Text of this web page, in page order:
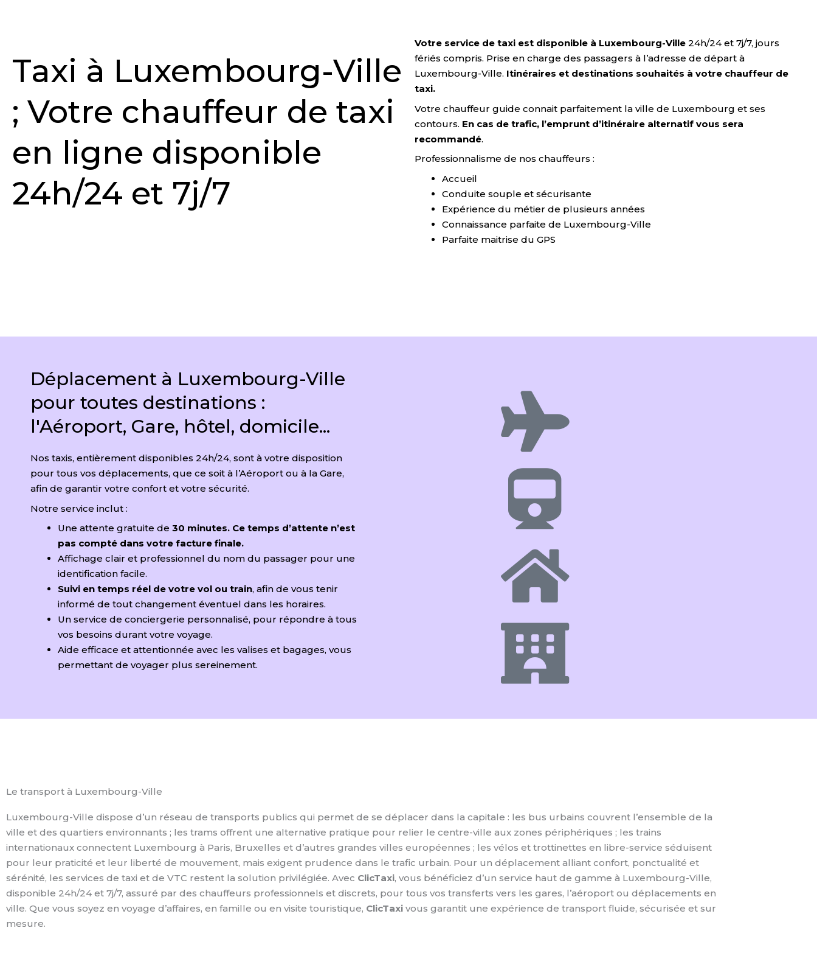
Taxi à Luxembourg-Ville
; Votre chauffeur de taxi
en ligne disponible
24h/24 et 7j/7
Votre service de taxi est disponible à Luxembourg-Ville 24h/24 et 7j/7, jours
fériés compris. Prise en charge des passagers à l’adresse de départ à
Luxembourg-Ville. Itinéraires et destinations souhaités à votre chauffeur de
taxi.
Votre chauffeur guide connait parfaitement la ville de Luxembourg et ses
contours. En cas de trafic, l’emprunt d’itinéraire alternatif vous sera
recommandé.
Professionnalisme de nos chauffeurs :
Accueil
Conduite souple et sécurisante
Expérience du métier de plusieurs années
Connaissance parfaite de Luxembourg-Ville
Parfaite maitrise du GPS
Déplacement à Luxembourg-Ville
pour toutes destinations :
l'Aéroport, Gare, hôtel, domicile...
Nos taxis, entièrement disponibles 24h/24, sont à votre disposition
pour tous vos déplacements, que ce soit à l’Aéroport ou à la Gare,
afin de garantir votre confort et votre sécurité.
Notre service inclut :
Une attente gratuite de 30 minutes. Ce temps d’attente n’est
pas compté dans votre facture finale.
Affichage clair et professionnel du nom du passager pour une
identification facile.
Suivi en temps réel de votre vol ou train, afin de vous tenir
informé de tout changement éventuel dans les horaires.
Un service de conciergerie personnalisé, pour répondre à tous
vos besoins durant votre voyage.
Aide efficace et attentionnée avec les valises et bagages, vous
permettant de voyager plus sereinement.
Le transport à Luxembourg-Ville
Luxembourg-Ville dispose d’un réseau de transports publics qui permet de se déplacer dans la capitale : les bus urbains couvrent l’ensemble de la
ville et des quartiers environnants ; les trams offrent une alternative pratique pour relier le centre-ville aux zones périphériques ; les trains
internationaux connectent Luxembourg à Paris, Bruxelles et d’autres grandes villes européennes ; les vélos et trottinettes en libre-service séduisent
pour leur praticité et leur liberté de mouvement, mais exigent prudence dans le trafic urbain. Pour un déplacement alliant confort, ponctualité et
sérénité, les services de taxi et de VTC restent la solution privilégiée. Avec ClicTaxi, vous bénéficiez d’un service haut de gamme à Luxembourg-Ville,
disponible 24h/24 et 7j/7, assuré par des chauffeurs professionnels et discrets, pour tous vos transferts vers les gares, l’aéroport ou déplacements en
ville. Que vous soyez en voyage d’affaires, en famille ou en visite touristique, ClicTaxi vous garantit une expérience de transport fluide, sécurisée et sur
mesure.